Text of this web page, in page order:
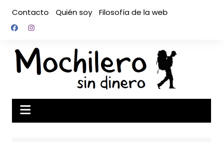
contenido
Contacto Quién soy Filosofía de la web